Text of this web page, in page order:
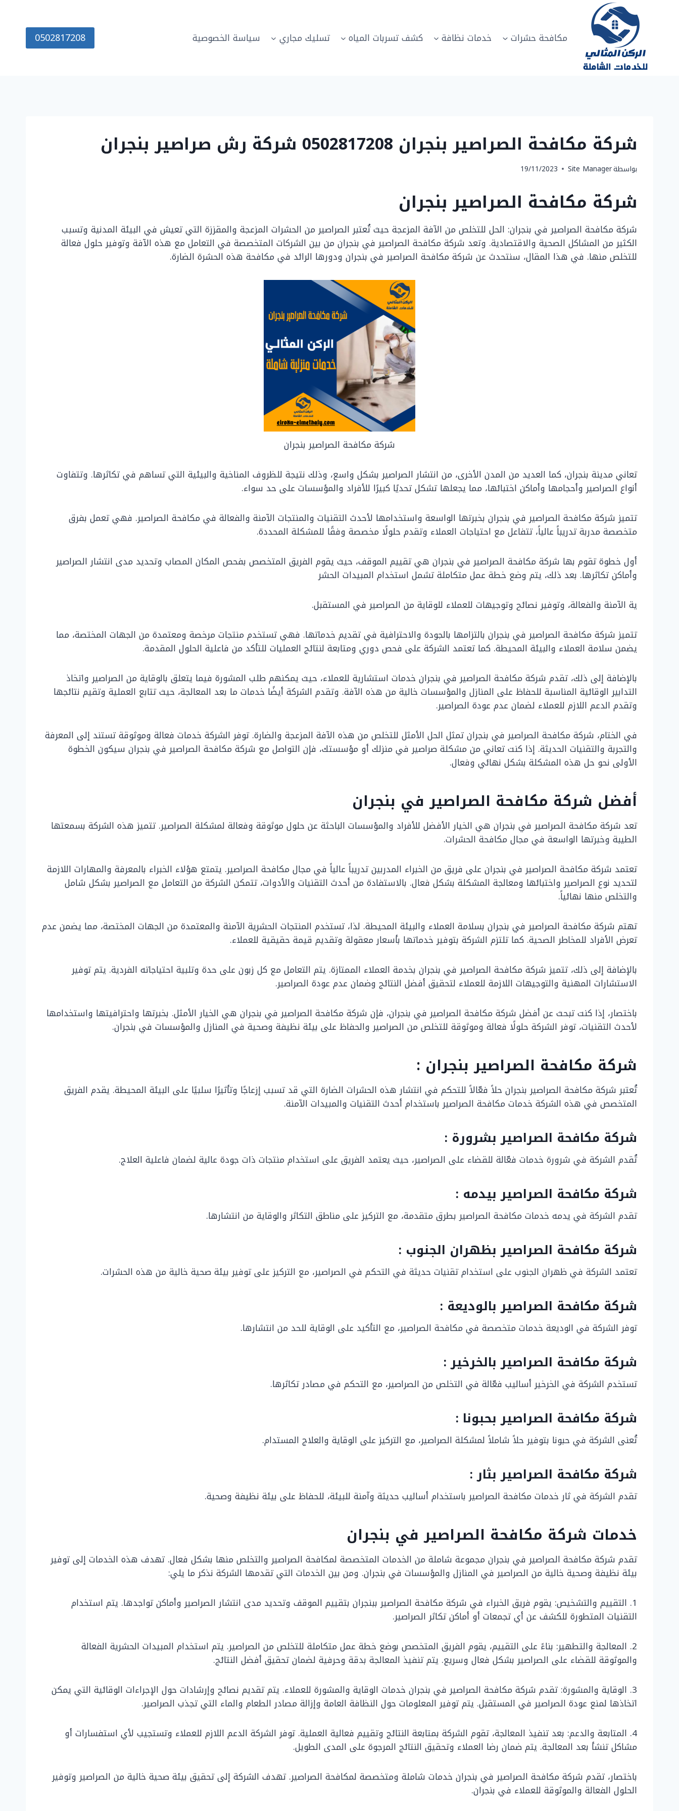
مكافحة حشرات خدمات نظافة كشف تسربات المياه تسليك مجاري سياسة الخصوصية 0502817208
شركة مكافحة الصراصير بنجران 0502817208 شركة رش صراصير بنجران
بواسطةSite Manager
19/11/2023
شركة مكافحة الصراصير بنجران
شركة مكافحة الصراصير في بنجران: الحل للتخلص من الآفة المزعجة حيث تُعتبر الصراصير من الحشرات المزعجة والمقززة التي تعيش في البيئة المدنية وتسبب
الكثير من المشاكل الصحية والاقتصادية. وتعد شركة مكافحة الصراصير في بنجران من بين الشركات المتخصصة في التعامل مع هذه الآفة وتوفير حلول فعالة
للتخلص منها. في هذا المقال، سنتحدث عن شركة مكافحة الصراصير في بنجران ودورها الرائد في مكافحة هذه الحشرة الضارة.
شركة مكافحة الصراصير بنجران
تعاني مدينة بنجران، كما العديد من المدن الأخرى، من انتشار الصراصير بشكل واسع، وذلك نتيجة للظروف المناخية والبيئية التي تساهم في تكاثرها. وتتفاوت
أنواع الصراصير وأحجامها وأماكن اختبائها، مما يجعلها تشكل تحديًا كبيرًا للأفراد والمؤسسات على حد سواء.
تتميز شركة مكافحة الصراصير في بنجران بخبرتها الواسعة واستخدامها لأحدث التقنيات والمنتجات الآمنة والفعالة في مكافحة الصراصير. فهي تعمل بفرق
متخصصة مدربة تدريباً عالياً، تتفاعل مع احتياجات العملاء وتقدم حلولًا مخصصة وفقًا للمشكلة المحددة.
أول خطوة تقوم بها شركة مكافحة الصراصير في بنجران هي تقييم الموقف، حيث يقوم الفريق المتخصص بفحص المكان المصاب وتحديد مدى انتشار الصراصير
وأماكن تكاثرها. بعد ذلك، يتم وضع خطة عمل متكاملة تشمل استخدام المبيدات الحشر
ية الآمنة والفعالة، وتوفير نصائح وتوجيهات للعملاء للوقاية من الصراصير في المستقبل.
تتميز شركة مكافحة الصراصير في بنجران بالتزامها بالجودة والاحترافية في تقديم خدماتها. فهي تستخدم منتجات مرخصة ومعتمدة من الجهات المختصة، مما
يضمن سلامة العملاء والبيئة المحيطة. كما تعتمد الشركة على فحص دوري ومتابعة لنتائج العمليات للتأكد من فاعلية الحلول المقدمة.
بالإضافة إلى ذلك، تقدم شركة مكافحة الصراصير في بنجران خدمات استشارية للعملاء، حيث يمكنهم طلب المشورة فيما يتعلق بالوقاية من الصراصير واتخاذ
التدابير الوقائية المناسبة للحفاظ على المنازل والمؤسسات خالية من هذه الآفة. وتقدم الشركة أيضًا خدمات ما بعد المعالجة، حيث تتابع العملية وتقيم نتائجها
وتقدم الدعم اللازم للعملاء لضمان عدم عودة الصراصير.
في الختام، شركة مكافحة الصراصير في بنجران تمثل الحل الأمثل للتخلص من هذه الآفة المزعجة والضارة. توفر الشركة خدمات فعالة وموثوقة تستند إلى المعرفة
والتجربة والتقنيات الحديثة. إذا كنت تعاني من مشكلة صراصير في منزلك أو مؤسستك، فإن التواصل مع شركة مكافحة الصراصير في بنجران سيكون الخطوة
الأولى نحو حل هذه المشكلة بشكل نهائي وفعال.
أفضل شركة مكافحة الصراصير في بنجران
تعد شركة مكافحة الصراصير في بنجران هي الخيار الأفضل للأفراد والمؤسسات الباحثة عن حلول موثوقة وفعالة لمشكلة الصراصير. تتميز هذه الشركة بسمعتها
الطيبة وخبرتها الواسعة في مجال مكافحة الحشرات.
تعتمد شركة مكافحة الصراصير في بنجران على فريق من الخبراء المدربين تدريباً عالياً في مجال مكافحة الصراصير. يتمتع هؤلاء الخبراء بالمعرفة والمهارات اللازمة
لتحديد نوع الصراصير واختبائها ومعالجة المشكلة بشكل فعال. بالاستفادة من أحدث التقنيات والأدوات، تتمكن الشركة من التعامل مع الصراصير بشكل شامل
والتخلص منها نهائياً.
تهتم شركة مكافحة الصراصير في بنجران بسلامة العملاء والبيئة المحيطة. لذا، تستخدم المنتجات الحشرية الآمنة والمعتمدة من الجهات المختصة، مما يضمن عدم
تعرض الأفراد للمخاطر الصحية. كما تلتزم الشركة بتوفير خدماتها بأسعار معقولة وتقديم قيمة حقيقية للعملاء.
بالإضافة إلى ذلك، تتميز شركة مكافحة الصراصير في بنجران بخدمة العملاء الممتازة. يتم التعامل مع كل زبون على حدة وتلبية احتياجاته الفردية. يتم توفير
الاستشارات المهنية والتوجيهات اللازمة للعملاء لتحقيق أفضل النتائج وضمان عدم عودة الصراصير.
باختصار، إذا كنت تبحث عن أفضل شركة مكافحة الصراصير في بنجران، فإن شركة مكافحة الصراصير في بنجران هي الخيار الأمثل. بخبرتها واحترافيتها واستخدامها
لأحدث التقنيات، توفر الشركة حلولًا فعالة وموثوقة للتخلص من الصراصير والحفاظ على بيئة نظيفة وصحية في المنازل والمؤسسات في بنجران.
شركة مكافحة الصراصير بنجران :
تُعتبر شركة مكافحة الصراصير بنجران حلاً فعّالاً للتحكم في انتشار هذه الحشرات الضارة التي قد تسبب إزعاجًا وتأثيرًا سلبيًا على البيئة المحيطة. يقدم الفريق
المتخصص في هذه الشركة خدمات مكافحة الصراصير باستخدام أحدث التقنيات والمبيدات الآمنة.
شركة مكافحة الصراصير بشرورة :
تُقدم الشركة في شرورة خدمات فعّالة للقضاء على الصراصير، حيث يعتمد الفريق على استخدام منتجات ذات جودة عالية لضمان فاعلية العلاج.
شركة مكافحة الصراصير بيدمه :
تقدم الشركة في يدمه خدمات مكافحة الصراصير بطرق متقدمة، مع التركيز على مناطق التكاثر والوقاية من انتشارها.
شركة مكافحة الصراصير بظهران الجنوب :
تعتمد الشركة في ظهران الجنوب على استخدام تقنيات حديثة في التحكم في الصراصير، مع التركيز على توفير بيئة صحية خالية من هذه الحشرات.
شركة مكافحة الصراصير بالوديعة :
توفر الشركة في الوديعة خدمات متخصصة في مكافحة الصراصير، مع التأكيد على الوقاية للحد من انتشارها.
شركة مكافحة الصراصير بالخرخير :
تستخدم الشركة في الخرخير أساليب فعّالة في التخلص من الصراصير، مع التحكم في مصادر تكاثرها.
شركة مكافحة الصراصير بحبونا :
تُعنى الشركة في حبونا بتوفير حلاً شاملاً لمشكلة الصراصير، مع التركيز على الوقاية والعلاج المستدام.
شركة مكافحة الصراصير بثار :
تقدم الشركة في ثار خدمات مكافحة الصراصير باستخدام أساليب حديثة وآمنة للبيئة، للحفاظ على بيئة نظيفة وصحية.
خدمات شركة مكافحة الصراصير في بنجران
تقدم شركة مكافحة الصراصير في بنجران مجموعة شاملة من الخدمات المتخصصة لمكافحة الصراصير والتخلص منها بشكل فعال. تهدف هذه الخدمات إلى توفير
بيئة نظيفة وصحية خالية من الصراصير في المنازل والمؤسسات في بنجران. ومن بين الخدمات التي تقدمها الشركة نذكر ما يلي:
1. التقييم والتشخيص: يقوم فريق الخبراء في شركة مكافحة الصراصير ببنجران بتقييم الموقف وتحديد مدى انتشار الصراصير وأماكن تواجدها. يتم استخدام
التقنيات المتطورة للكشف عن أي تجمعات أو أماكن تكاثر الصراصير.
2. المعالجة والتطهير: بناءً على التقييم، يقوم الفريق المتخصص بوضع خطة عمل متكاملة للتخلص من الصراصير. يتم استخدام المبيدات الحشرية الفعالة
والموثوقة للقضاء على الصراصير بشكل فعال وسريع. يتم تنفيذ المعالجة بدقة وحرفية لضمان تحقيق أفضل النتائج.
3. الوقاية والمشورة: تقدم شركة مكافحة الصراصير في بنجران خدمات الوقاية والمشورة للعملاء. يتم تقديم نصائح وإرشادات حول الإجراءات الوقائية التي يمكن
اتخاذها لمنع عودة الصراصير في المستقبل. يتم توفير المعلومات حول النظافة العامة وإزالة مصادر الطعام والماء التي تجذب الصراصير.
4. المتابعة والدعم: بعد تنفيذ المعالجة، تقوم الشركة بمتابعة النتائج وتقييم فعالية العملية. توفر الشركة الدعم اللازم للعملاء وتستجيب لأي استفسارات أو
مشاكل تنشأ بعد المعالجة. يتم ضمان رضا العملاء وتحقيق النتائج المرجوة على المدى الطويل.
باختصار، تقدم شركة مكافحة الصراصير في بنجران خدمات شاملة ومتخصصة لمكافحة الصراصير. تهدف الشركة إلى تحقيق بيئة صحية خالية من الصراصير وتوفير
الحلول الفعالة والموثوقة للعملاء في بنجران.